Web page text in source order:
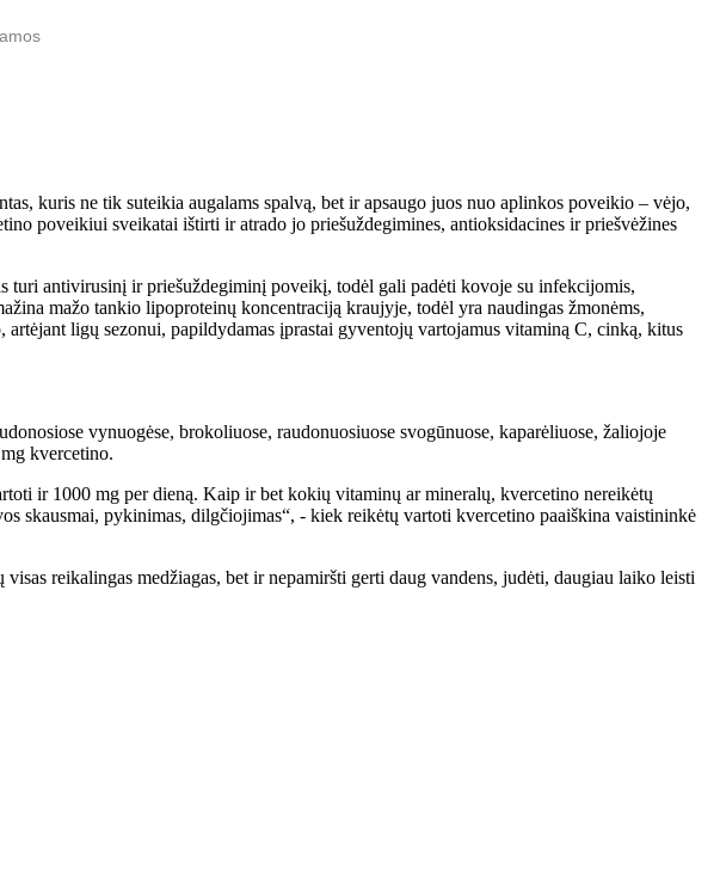
kuris ne tik suteikia augalams spalvą, bet ir apsaugo juos nuo aplinkos poveikio – vėjo,
poveikiui sveikatai ištirti ir atrado jo priešuždegimines, antioksidacines ir priešvėžines
turi antivirusinį ir priešuždegiminį poveikį, todėl gali padėti kovoje su infekcijomis,
mažo tankio lipoproteinų koncentraciją kraujyje, todėl yra naudingas žmonėms,
ligų sezonui, papildydamas įprastai gyventojų vartojamus vitaminą C, cinką, kitus
vynuogėse, brokoliuose, raudonuosiuose svogūnuose, kaparėliuose, žaliojoje
kvercetino.
ir 1000 mg per dieną. Kaip ir bet kokių vitaminų ar mineralų, kvercetino nereikėtų
skausmai, pykinimas, dilgčiojimas“, - kiek reikėtų vartoti kvercetino paaiškina vaistininkė
reikalingas medžiagas, bet ir nepamiršti gerti daug vandens, judėti, daugiau laiko leisti